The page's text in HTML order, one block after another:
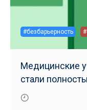
#безбарьерность
Медицинские
стали